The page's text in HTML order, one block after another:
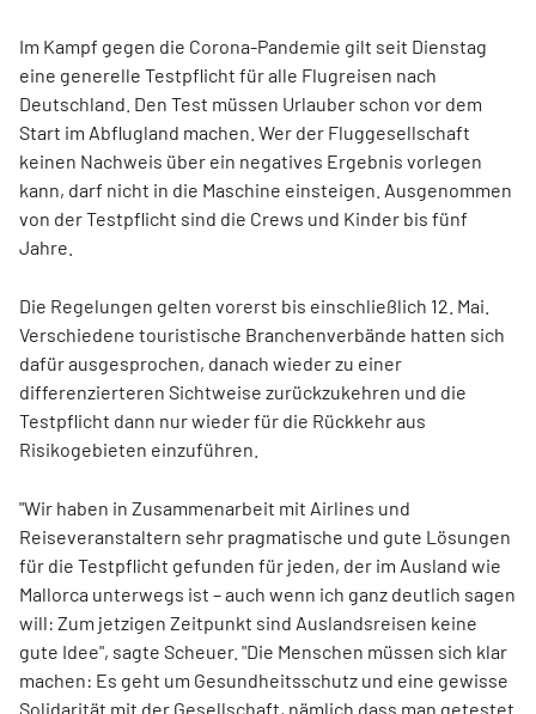
Im Kampf gegen die Corona-Pandemie gilt seit Dienstag
eine generelle Testpflicht für alle Flugreisen nach
Deutschland. Den Test müssen Urlauber schon vor dem
Start im Abflugland machen. Wer der Fluggesellschaft
keinen Nachweis über ein negatives Ergebnis vorlegen
kann, darf nicht in die Maschine einsteigen. Ausgenommen
von der Testpflicht sind die Crews und Kinder bis fünf
Jahre.
Die Regelungen gelten vorerst bis einschließlich 12. Mai.
Verschiedene touristische Branchenverbände hatten sich
dafür ausgesprochen, danach wieder zu einer
differenzierteren Sichtweise zurückzukehren und die
Testpflicht dann nur wieder für die Rückkehr aus
Risikogebieten einzuführen.
"Wir haben in Zusammenarbeit mit Airlines und
Reiseveranstaltern sehr pragmatische und gute Lösungen
für die Testpflicht gefunden für jeden, der im Ausland wie
Mallorca unterwegs ist – auch wenn ich ganz deutlich sagen
will: Zum jetzigen Zeitpunkt sind Auslandsreisen keine
gute Idee", sagte Scheuer. "Die Menschen müssen sich klar
machen: Es geht um Gesundheitsschutz und eine gewisse
Solidarität mit der Gesellschaft, nämlich dass man getestet